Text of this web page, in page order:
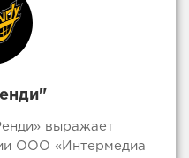
выражает
ООО «Интермедиа